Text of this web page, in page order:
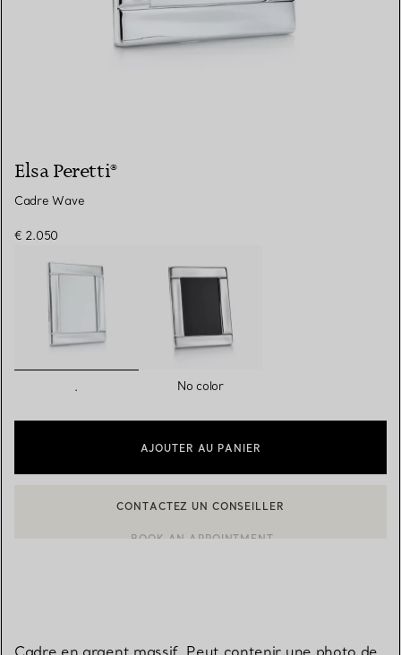
Elsa Peretti®
Cadre Wave
€ 2.050
. No color
AJOUTER AU PANIER
Cadre en argent massif. Peut contenir une photo de